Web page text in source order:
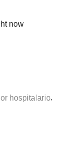
now
hospitalario,